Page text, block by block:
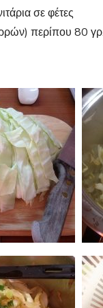
σε φέτες
περίπου 80